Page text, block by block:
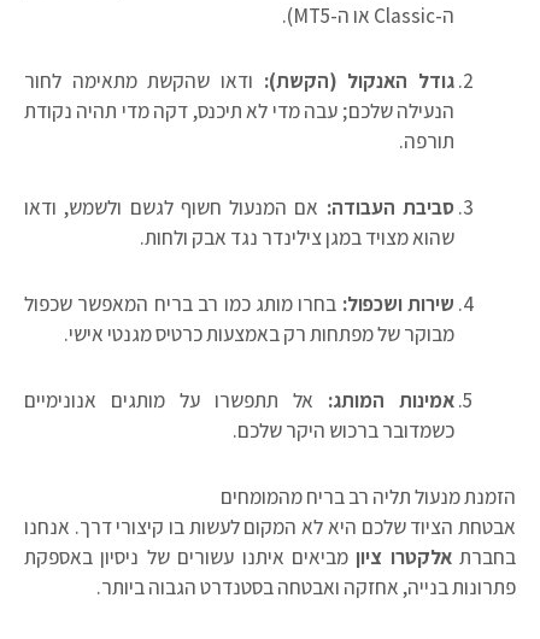
ה-Classic או ה-MT5).
גודל האנקול (הקשת): ודאו שהקשת מתאימה לחור
הנעילה שלכם; עבה מדי לא תיכנס, דקה מדי תהיה נקודת
תורפה.
סביבת העבודה: אם המנעול חשוף לגשם ולשמש, ודאו
שהוא מצויד במגן צילינדר נגד אבק ולחות.
שירות ושכפול: בחרו מותג כמו רב בריח המאפשר שכפול
מבוקר של מפתחות רק באמצעות כרטיס מגנטי אישי.
אמינות המותג: אל תתפשרו על מותגים אנונימיים
כשמדובר ברכוש היקר שלכם.
הזמנת מנעול תליה רב בריח מהמומחים
אבטחת הציוד שלכם היא לא המקום לעשות בו קיצורי דרך. אנחנו
בחברת אלקטרו ציוןמביאים איתנו עשורים של ניסיון באספקת
פתרונות בנייה, אחזקה ואבטחה בסטנדרט הגבוה ביותר.